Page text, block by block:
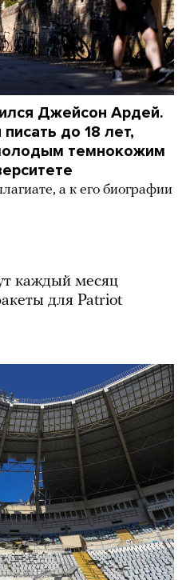
Джейсон Ардей.
до 18 лет,
темнокожим
а к его биографии
каждый месяц
для Patriot